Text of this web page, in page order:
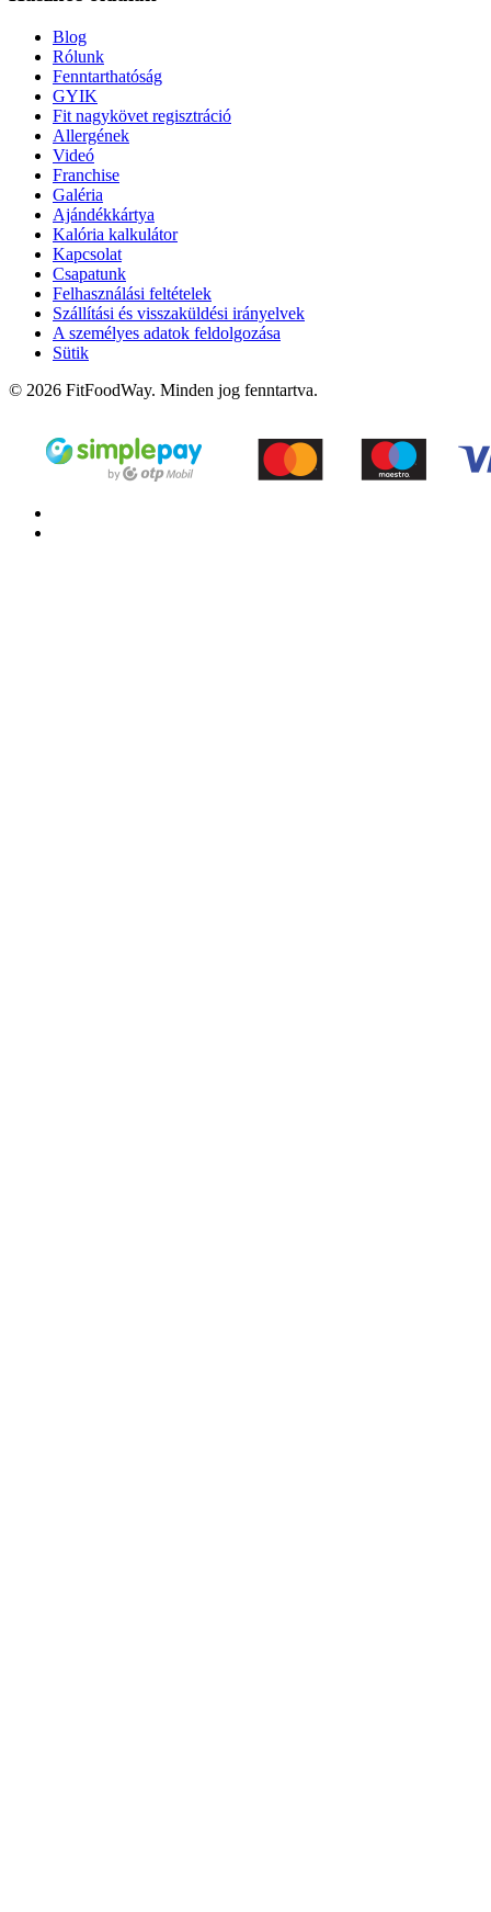
Blog
Rólunk
Fenntarthatóság
GYIK
Fit nagykövet regisztráció
Allergének
Videó
Franchise
Galéria
Ajándékkártya
Kalória kalkulátor
Kapcsolat
Csapatunk
Felhasználási feltételek
Szállítási és visszaküldési irányelvek
A személyes adatok feldolgozása
Sütik
© 2026 FitFoodWay. Minden jog fenntartva.